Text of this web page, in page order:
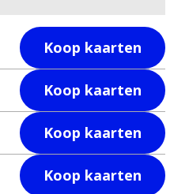
Koop kaarten
Koop kaarten
Koop kaarten
Koop kaarten